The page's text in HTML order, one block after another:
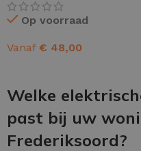
Op voorraad
Vanaf € 48,00
Welke
past bij uw
Frederiksoord?